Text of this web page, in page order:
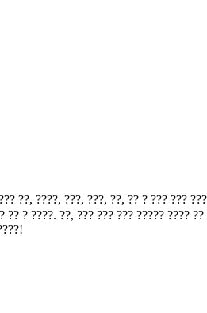
????, ???, ???, ??, ?? ? ??? ???
? ????. ??, ??? ??? ??? ????? ????